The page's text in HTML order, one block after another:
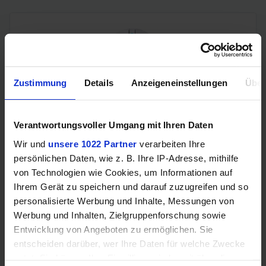
Zustimmung Details Anzeigeneinstellungen
Verantwortungsvoller Umgang mit Ihren Daten
Wir und unsere 1022 Partner verarbeiten Ihre
persönlichen Daten, wie z. B. Ihre IP-Adresse, mithilfe
von Technologien wie Cookies, um Informationen auf
Ihrem Gerät zu speichern und darauf zuzugreifen und so
personalisierte Werbung und Inhalte, Messungen von
Werbung und Inhalten, Zielgruppenforschung sowie
Entwicklung von Angeboten zu ermöglichen. Sie
entscheiden darüber, wer Ihre Daten für welche Zwecke
ATTACK SHARK X8PLUS (5 Tasten, PixArt PAW 3395 PRO,
700IPS, 500mAh Akku, Huano 100M Switches, 55g)